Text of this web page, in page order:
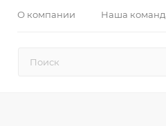
О компании Наша